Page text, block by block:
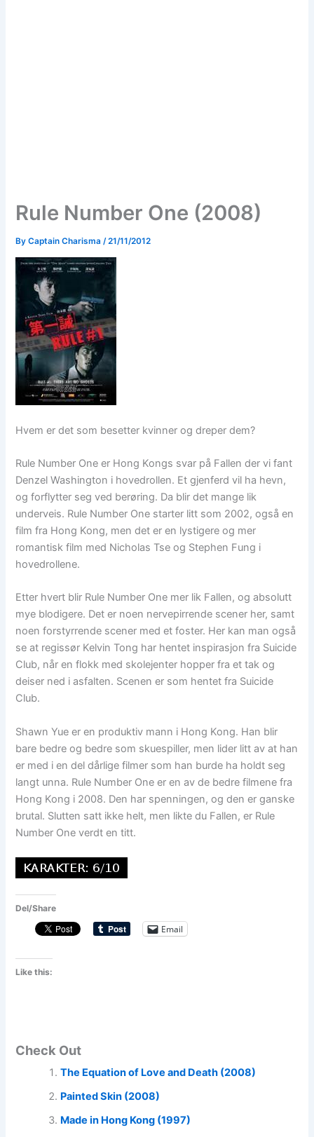
Rule Number One (2008)
ByCaptain Charisma /21/11/2012
Hvem er det som besetter kvinner og dreper dem?
Rule Number One er Hong Kongs svar på Fallen der vi fant
Denzel Washington i hovedrollen. Et gjenferd vil ha hevn,
og forflytter seg ved berøring. Da blir det mange lik
underveis. Rule Number One starter litt som 2002, også en
film fra Hong Kong, men det er en lystigere og mer
romantisk film med Nicholas Tse og Stephen Fung i
hovedrollene.
Etter hvert blir Rule Number One mer lik Fallen, og absolutt
mye blodigere. Det er noen nervepirrende scener her, samt
noen forstyrrende scener med et foster. Her kan man også
se at regissør Kelvin Tong har hentet inspirasjon fra Suicide
Club, når en flokk med skolejenter hopper fra et tak og
deiser ned i asfalten. Scenen er som hentet fra Suicide
Club.
Shawn Yue er en produktiv mann i Hong Kong. Han blir
bare bedre og bedre som skuespiller, men lider litt av at han
er med i en del dårlige filmer som han burde ha holdt seg
langt unna. Rule Number One er en av de bedre filmene fra
Hong Kong i 2008. Den har spenningen, og den er ganske
brutal. Slutten satt ikke helt, men likte du Fallen, er Rule
Number One verdt en titt.
Del/Share
Email
Like this:
Check Out
The Equation of Love and Death (2008)
Painted Skin (2008)
Made in Hong Kong (1997)